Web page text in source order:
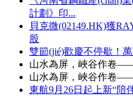
計劃》印...
貝克微(02149.HK)獲
股
雙節(jié)歡慶不停歇！
山水為屏，峽谷作卷
山水為屏，峽谷作卷
東航9月26日起上新“陪